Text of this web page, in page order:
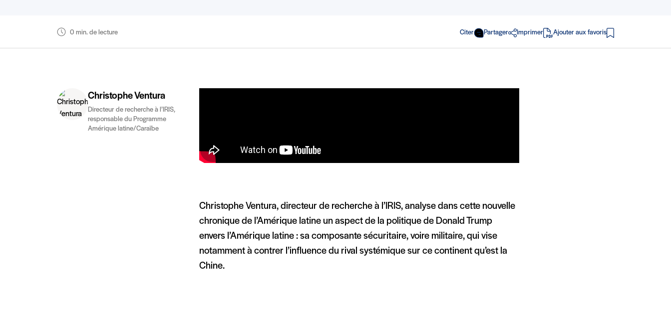
0 min. de lecture Citer Partager Imprimer
en PDF
Ajouter aux favoris
Christophe Ventura
Directeur de recherche à l’IRIS,
responsable du Programme
Amérique latine/Caraïbe
Christophe Ventura, directeur de recherche à l’IRIS, analyse dans cette nouvelle
chronique de l’Amérique latine un aspect de la politique de Donald Trump
envers l’Amérique latine : sa composante sécuritaire, voire militaire, qui vise
notamment à contrer l’influence du rival systémique sur ce continent qu’est la
Chine.